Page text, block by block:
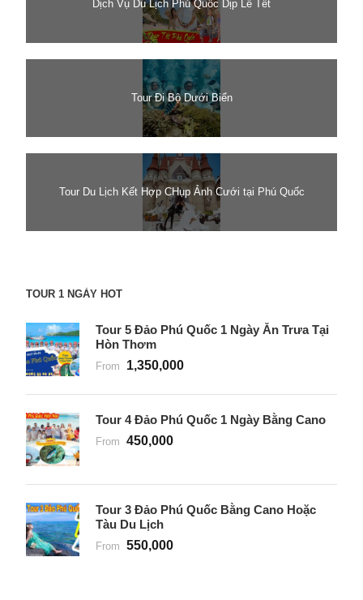
Dịch Vụ Du Lịch Phú Quốc Dịp Lễ Tết
Tour Đi Bộ Dưới Biển
Tour Du Lịch Kết Hợp CHụp Ảnh Cưới tại Phú Quốc
TOUR 1 NGÀY HOT
Tour 5 Đảo Phú Quốc 1 Ngày Ăn Trưa Tại
Hòn Thơm
From 1,350,000
Tour 4 Đảo Phú Quốc 1 Ngày Bằng Cano
From 450,000
Tour 3 Đảo Phú Quốc Bằng Cano Hoặc
Tàu Du Lịch
From 550,000